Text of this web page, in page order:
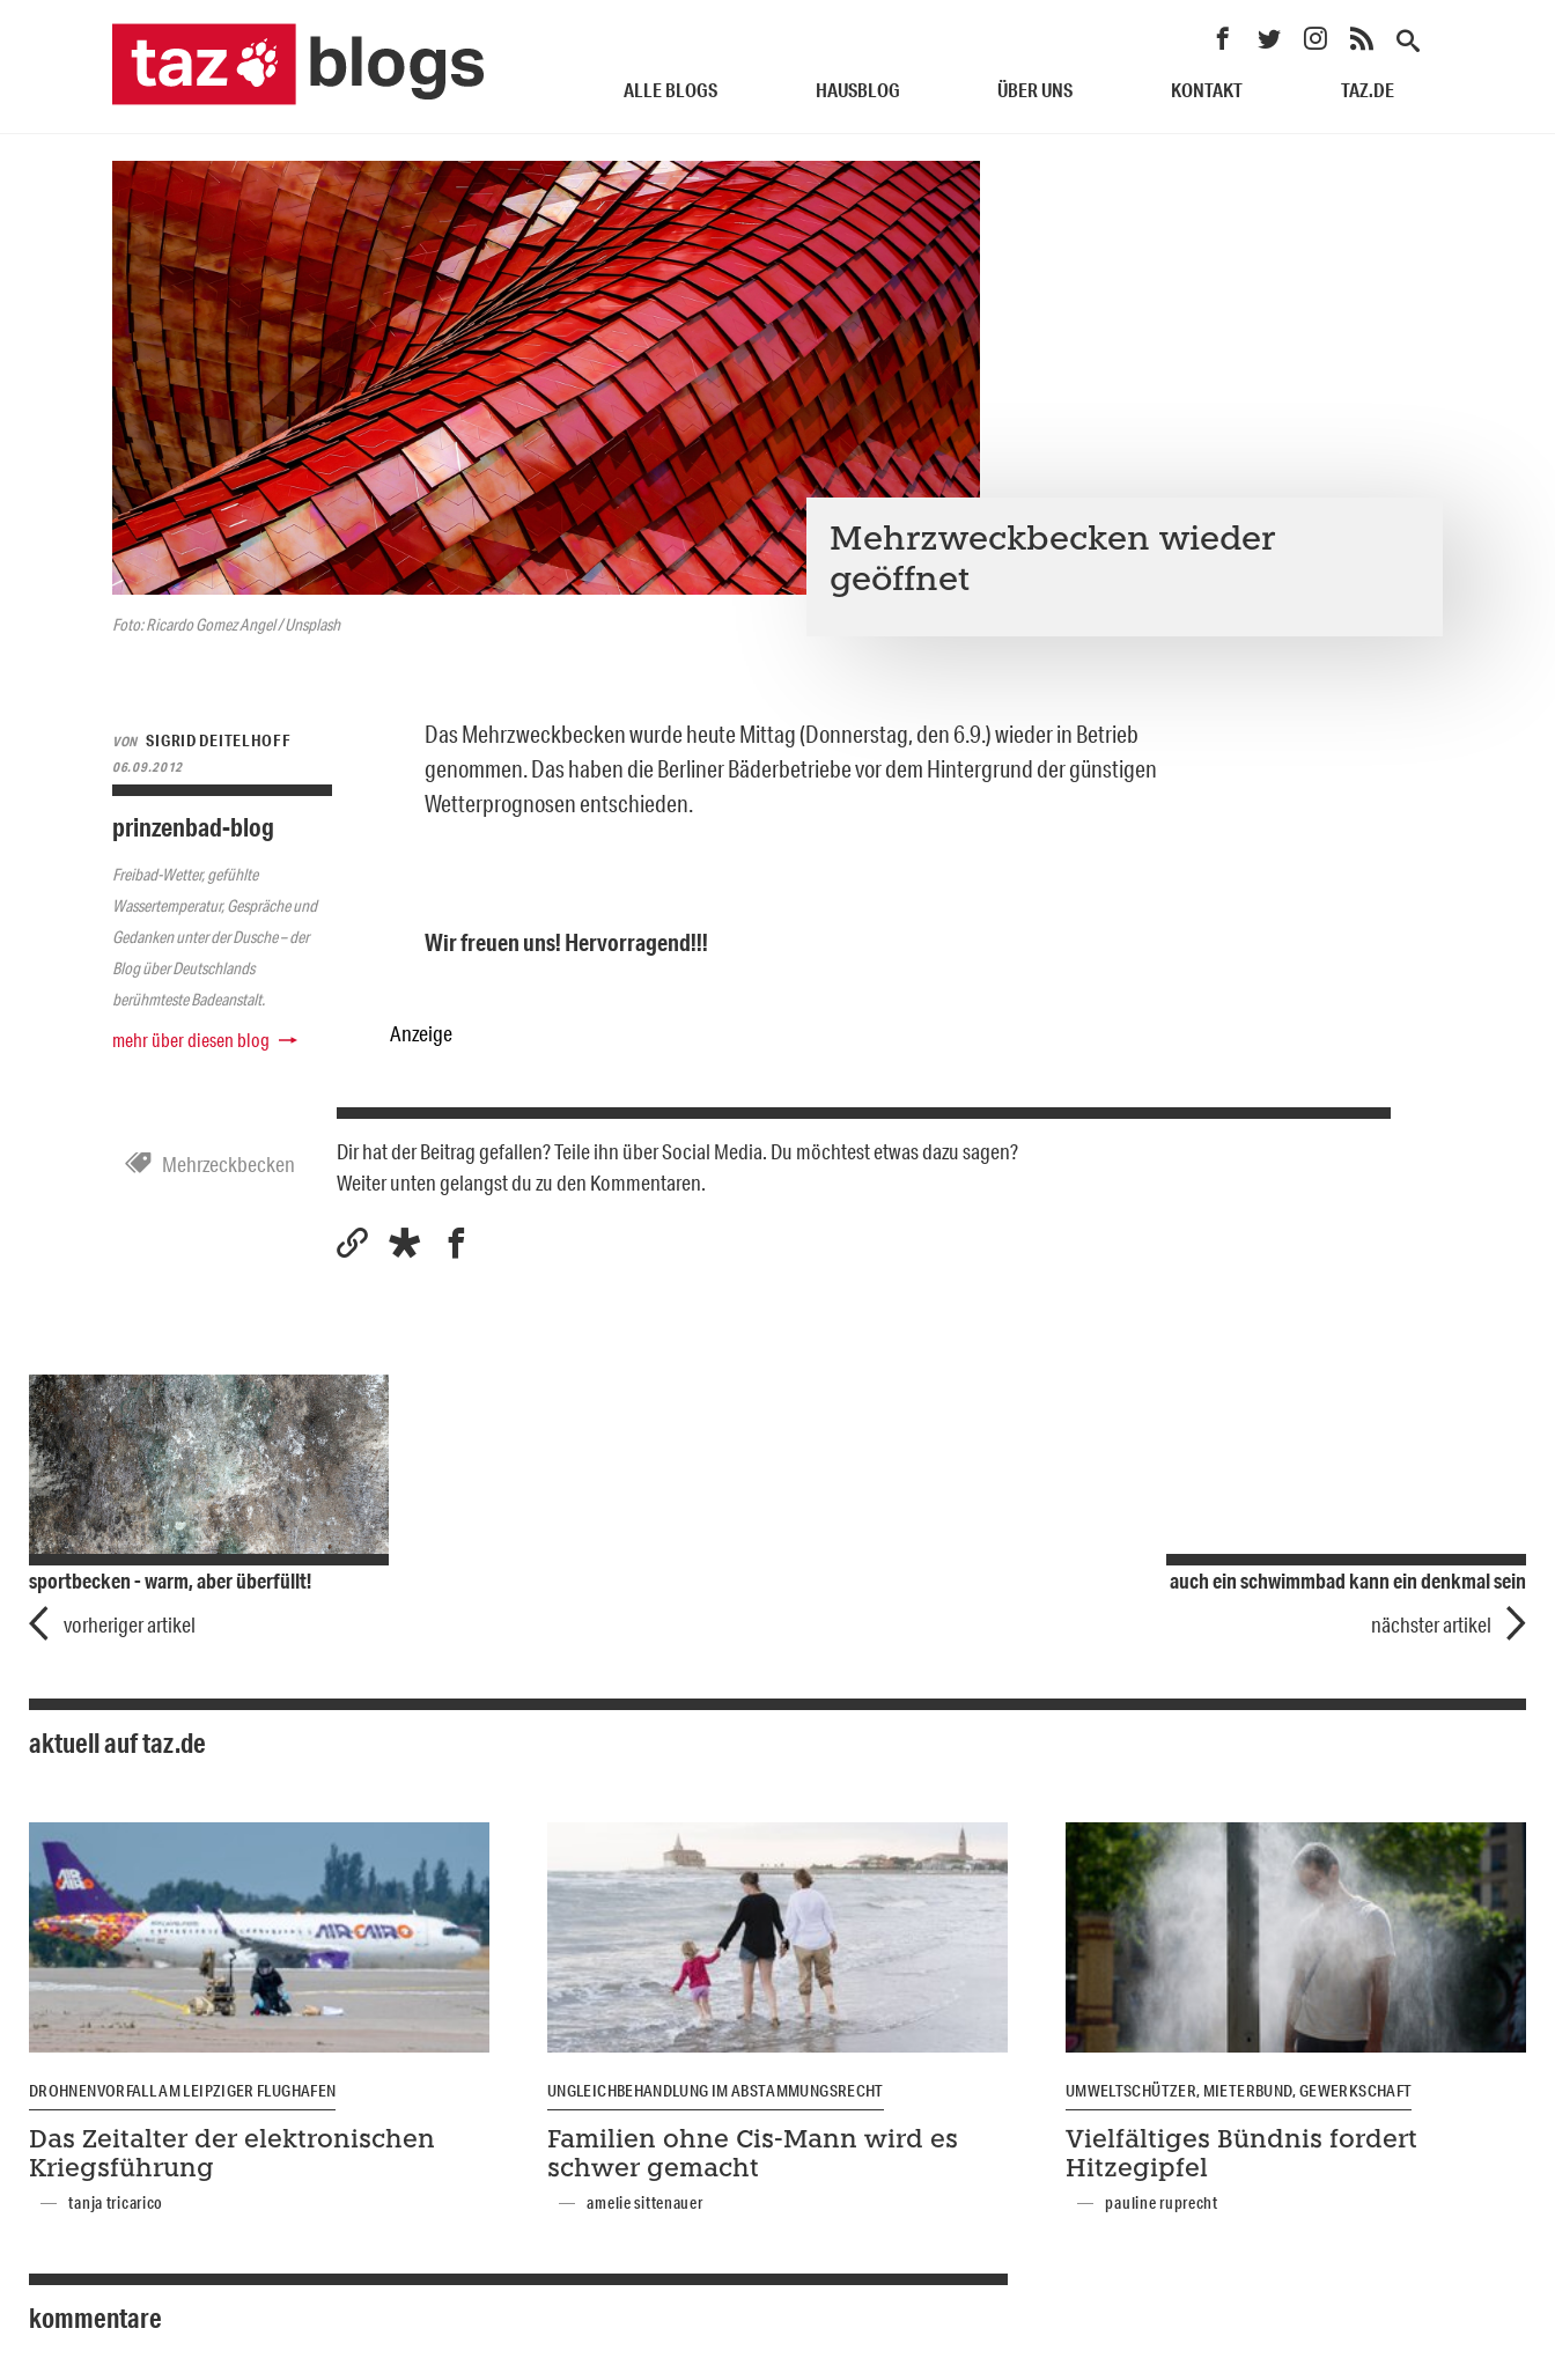
ALLE BLOGS HAUSBLOG ÜBER UNS KONTAKT TAZ.DE
Foto: Ricardo Gomez Angel / Unsplash
Mehrzweckbecken wieder
geöffnet
VON SIGRID DEITELHOFF
06.09.2012
prinzenbad-blog
Freibad-Wetter, gefühlte
Wassertemperatur, Gespräche und
Gedanken unter der Dusche – der
Blog über Deutschlands
berühmteste Badeanstalt.
mehr über diesen blog
Das Mehrzweckbecken wurde heute Mittag (Donnerstag, den 6.9.) wieder in Betrieb
genommen. Das haben die Berliner Bäderbetriebe vor dem Hintergrund der günstigen
Wetterprognosen entschieden.
Wir freuen uns! Hervorragend!!!
Anzeige
Mehrzeckbecken
Dir hat der Beitrag gefallen? Teile ihn über Social Media. Du möchtest etwas dazu sagen?
Weiter unten gelangst du zu den Kommentaren.
sportbecken - warm, aber überfüllt!
vorheriger artikel
auch ein schwimmbad kann ein denkmal sein
nächster artikel
aktuell auf taz.de
DROHNENVORFALL AM LEIPZIGER FLUGHAFEN
Das Zeitalter der elektronischen
Kriegsführung
tanja tricarico
UNGLEICHBEHANDLUNG IM ABSTAMMUNGSRECHT
Familien ohne Cis-Mann wird es
schwer gemacht
amelie sittenauer
UMWELTSCHÜTZER, MIETERBUND, GEWERKSCHAFT
Vielfältiges Bündnis fordert
Hitzegipfel
pauline ruprecht
kommentare